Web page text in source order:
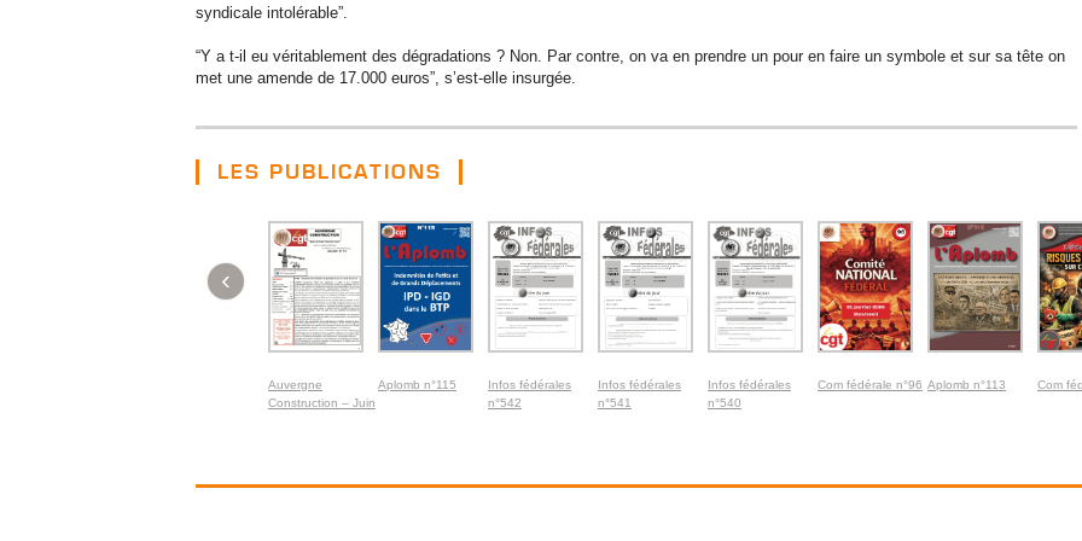
syndicale intolérable”.
“Y a t-il eu véritablement des dégradations ? Non. Par contre, on va en prendre un pour en faire un symbole et sur sa tête on
met une amende de 17.000 euros”, s’est-elle insurgée.
LES PUBLICATIONS
Auvergne
Construction – Juin
Aplomb n°115
Infos fédérales
n°542
Infos fédérales
n°541
Infos fédérales
n°540
Com fédérale n°96 Aplomb n°113 Com
‹